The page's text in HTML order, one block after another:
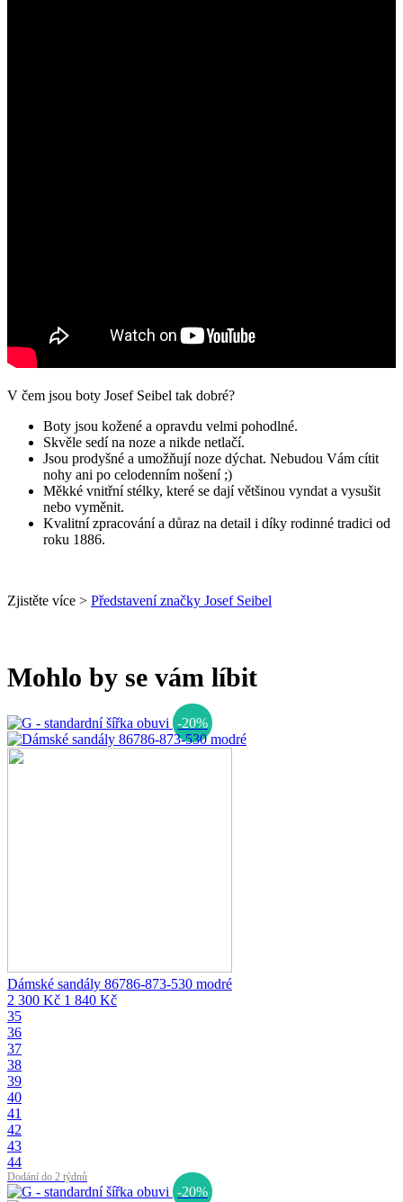
V čem jsou boty Josef Seibel tak dobré?
Boty jsou kožené a opravdu velmi pohodlné.
Skvěle sedí na noze a nikde netlačí.
Jsou prodyšné a umožňují noze dýchat. Nebudou Vám cítit
nohy ani po celodenním nošení ;)
Měkké vnitřní stélky, které se dají většinou vyndat a vysušit
nebo vyměnit.
Kvalitní zpracování a důraz na detail i díky rodinné tradici od
roku 1886.
Zjistěte více > Představení značky Josef Seibel
Mohlo by se vám líbit
-20%
Dámské sandály 86786-873-530 modré
2 300 Kč 1 840 Kč
35
36
37
38
39
40
41
42
43
44
Dodání do 2 týdnů
-20%